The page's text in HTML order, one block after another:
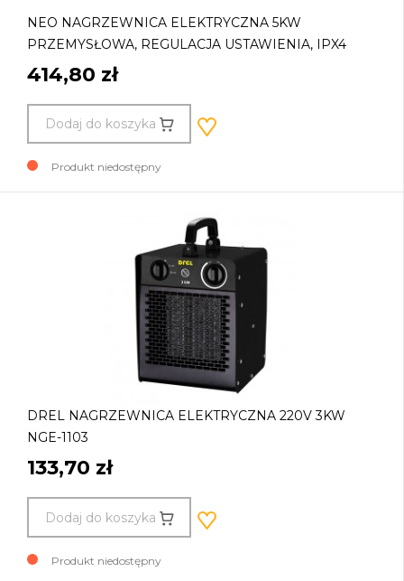
NEO NAGRZEWNICA ELEKTRYCZNA 5KW
PRZEMYSŁOWA, REGULACJA USTAWIENIA, IPX4
414,80 zł
Dodaj do koszyka
Produkt niedostępny
DREL NAGRZEWNICA ELEKTRYCZNA 220V 3KW
NGE-1103
133,70 zł
Dodaj do koszyka
Produkt niedostępny